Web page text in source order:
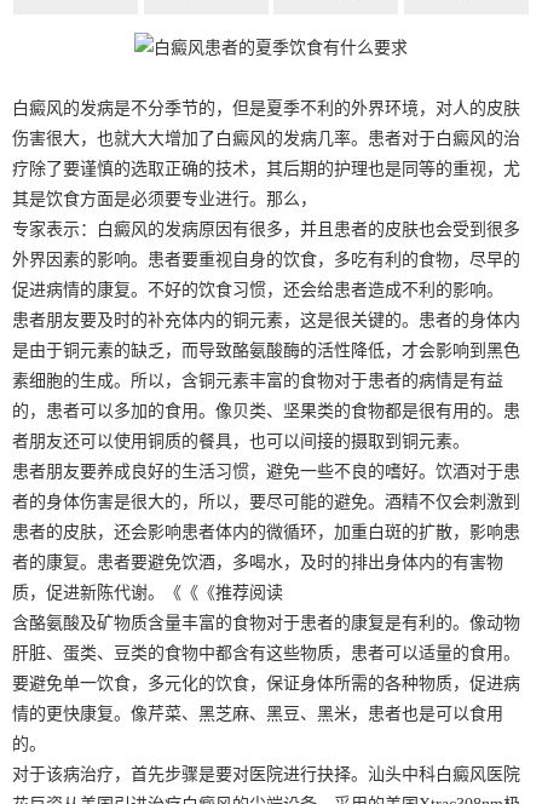
白癜风的发病是不分季节的，但是夏季不利的外界环境，对人的皮肤
伤害很大，也就大大增加了白癜风的发病几率。患者对于白癜风的治
疗除了要谨慎的选取正确的技术，其后期的护理也是同等的重视，尤
其是饮食方面是必须要专业进行。那么，
专家表示：白癜风的发病原因有很多，并且患者的皮肤也会受到很多
外界因素的影响。患者要重视自身的饮食，多吃有利的食物，尽早的
促进病情的康复。不好的饮食习惯，还会给患者造成不利的影响。
患者朋友要及时的补充体内的铜元素，这是很关键的。患者的身体内
是由于铜元素的缺乏，而导致酪氨酸酶的活性降低，才会影响到黑色
素细胞的生成。所以，含铜元素丰富的食物对于患者的病情是有益
的，患者可以多加的食用。像贝类、坚果类的食物都是很有用的。患
者朋友还可以使用铜质的餐具，也可以间接的摄取到铜元素。
患者朋友要养成良好的生活习惯，避免一些不良的嗜好。饮酒对于患
者的身体伤害是很大的，所以，要尽可能的避免。酒精不仅会刺激到
患者的皮肤，还会影响患者体内的微循环，加重白斑的扩散，影响患
者的康复。患者要避免饮酒，多喝水，及时的排出身体内的有害物
质，促进新陈代谢。《《《推荐阅读
含酪氨酸及矿物质含量丰富的食物对于患者的康复是有利的。像动物
肝脏、蛋类、豆类的食物中都含有这些物质，患者可以适量的食用。
要避免单一饮食，多元化的饮食，保证身体所需的各种物质，促进病
情的更快康复。像芹菜、黑芝麻、黑豆、黑米，患者也是可以食用
的。
对于该病治疗，首先步骤是要对医院进行抉择。汕头中科白癜风医院